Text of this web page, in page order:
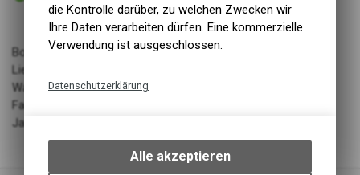
Body Protectors
Lieferant: ENDURA LIMITED
Warengruppe: Bekleidung - Protektoren
Farbe: Black
Jahrgang: SS22
die Kontrolle darüber, zu welchen Zwecken wir
Ihre Daten verarbeiten dürfen. Eine kommerzielle
Verwendung ist ausgeschlossen.
Datenschutzerklärung
bestimmte Interaktionen und
Einstellungen auf Ihrem Gerät,
Alle akzeptieren